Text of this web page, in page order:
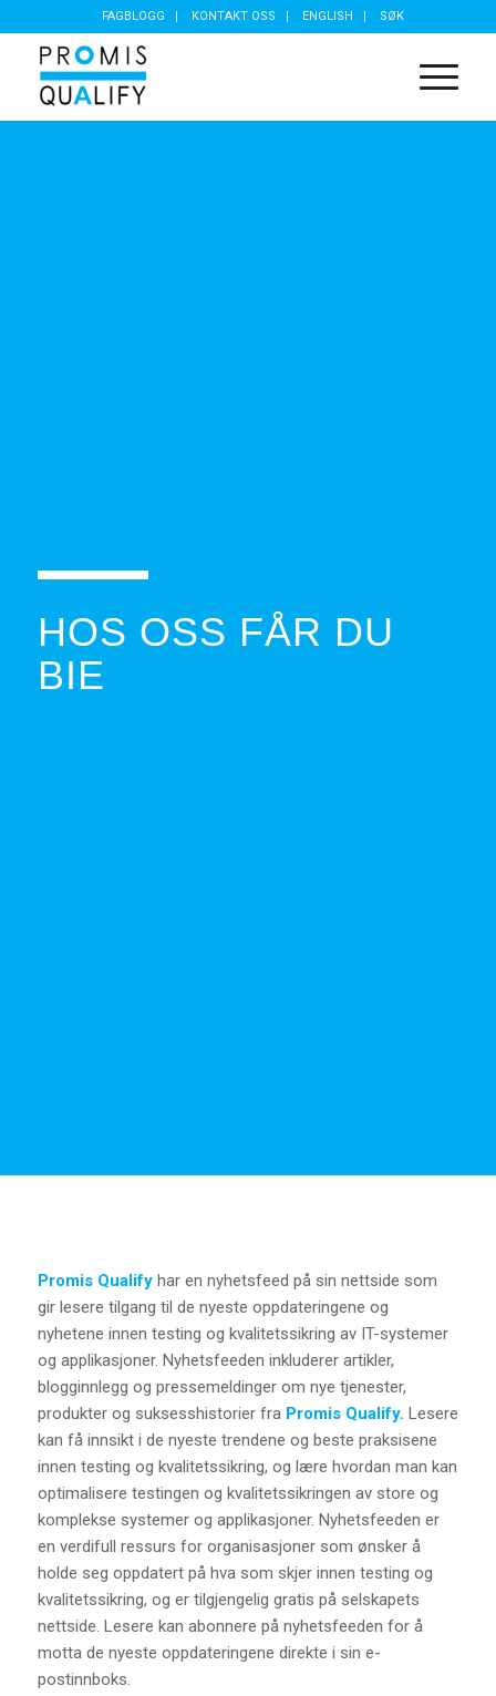
FAGBLOGG KONTAKT OSS ENGLISH SØK
HOS OSS FÅR DU
BIE
Promis Qualifyhar en nyhetsfeed på sin nettside som
gir lesere tilgang til de nyeste oppdateringene og
nyhetene innen testing og kvalitetssikring av IT-systemer
og applikasjoner. Nyhetsfeeden inkluderer artikler,
blogginnlegg og pressemeldinger om nye tjenester,
produkter og suksesshistorier fra Promis Qualify. Lesere
kan få innsikt i de nyeste trendene og beste praksisene
innen testing og kvalitetssikring, og lære hvordan man kan
optimalisere testingen og kvalitetssikringen av store og
komplekse systemer og applikasjoner. Nyhetsfeeden er
en verdifull ressurs for organisasjoner som ønsker å
holde seg oppdatert på hva som skjer innen testing og
kvalitetssikring, og er tilgjengelig gratis på selskapets
nettside. Lesere kan abonnere på nyhetsfeeden for å
motta de nyeste oppdateringene direkte i sin e-
postinnboks.